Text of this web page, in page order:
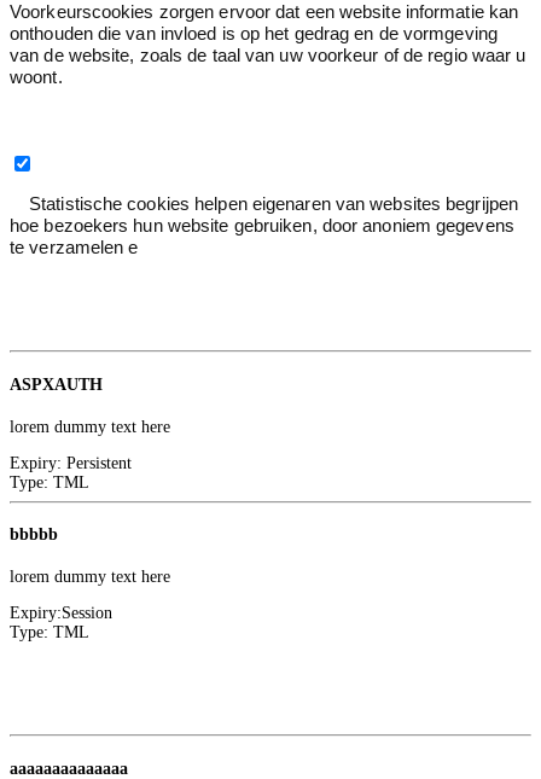
Voorkeurscookies zorgen ervoor dat een website informatie kan
onthouden die van invloed is op het gedrag en de vormgeving
van de website, zoals de taal van uw voorkeur of de regio waar u
woont.
Statistische cookies helpen eigenaren van websites begrijpen
hoe bezoekers hun website gebruiken, door anoniem gegevens
te verzamelen e
ASPXAUTH
lorem dummy text here
Expiry: Persistent
Type: TML
bbbbb
lorem dummy text here
Expiry:Session
Type: TML
aaaaaaaaaaaaaa